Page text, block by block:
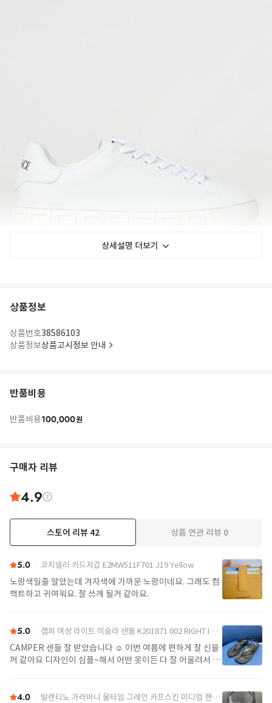
상세설명 더보기
상품정보
상품번호38586103
상품정보상품고시정보 안내
반품비용
반품비용100,000원
구매자 리뷰
4.9
스토어 리뷰 42 상품 연관 리뷰 0
5.0 코치넬리 카드지갑 E2MW511F701 J19 Yellow
노랑색일줄 알았는데 겨자색에 가까운 노랑이네요. 그래도 컴
팩트하고 귀여워요. 잘 쓰게 될거 같아요.
5.0 캠퍼 여성 라이트 이슬라 샌들 K201871 002 RIGHT ISLA 0 Black
CAMPER 샌들 잘 받았습니다 ☺️ 이번 여름에 편하게 잘 신을
꺼 같아요 디자인이 심플~해서 어떤 옷이든 다 잘 어울려서 좋
4.0 발렌티노 가라바니 올타임 그레인 카프스킨 미디엄 핸드백 7W2B0R22IMZ 0NO Black